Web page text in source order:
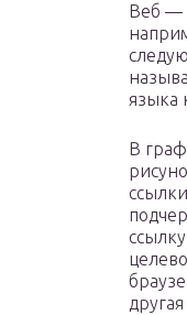
Веб —
языка
В